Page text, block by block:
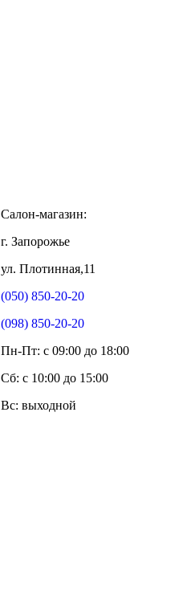
Салон-магазин:
г. Запорожье
ул. Плотинная,11
(050) 850-20-20
(098) 850-20-20
Пн-Пт: c 09:00 до 18:00
Сб: c 10:00 до 15:00
Вс: выходной